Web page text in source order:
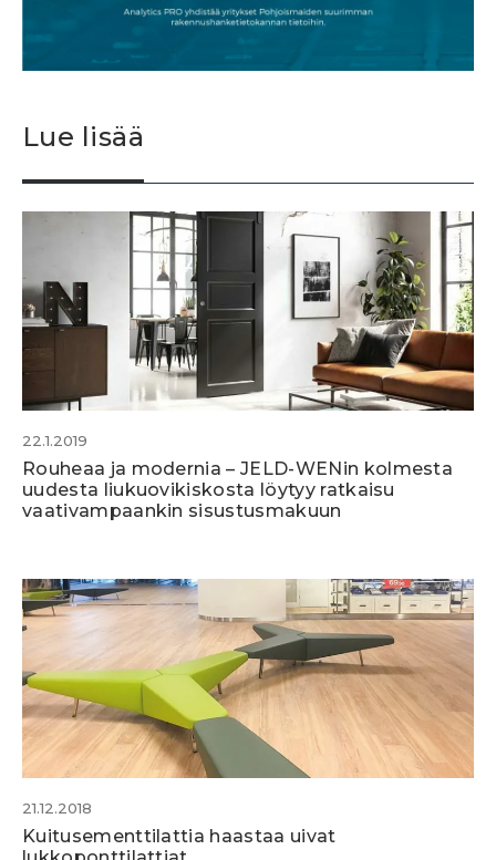
Lue lisää
22.1.2019
Rouheaa ja modernia – JELD-WENin kolmesta
uudesta liukuovikiskosta löytyy ratkaisu
vaativampaankin sisustusmakuun
21.12.2018
Kuitusementtilattia haastaa uivat